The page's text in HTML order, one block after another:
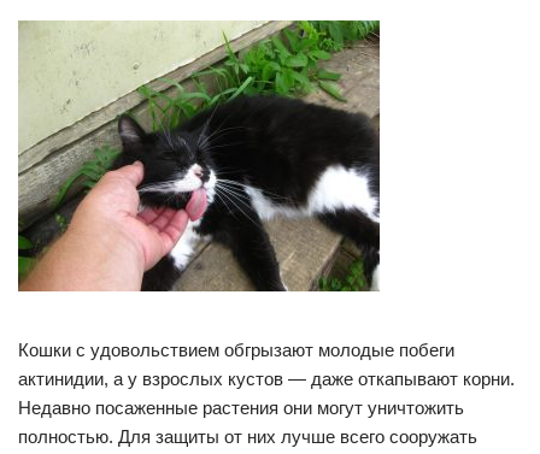
Кошки с удовольствием обгрызают молодые побеги
актинидии, а у взрослых кустов — даже откапывают корни.
Недавно посаженные растения они могут уничтожить
полностью. Для защиты от них лучше всего сооружать